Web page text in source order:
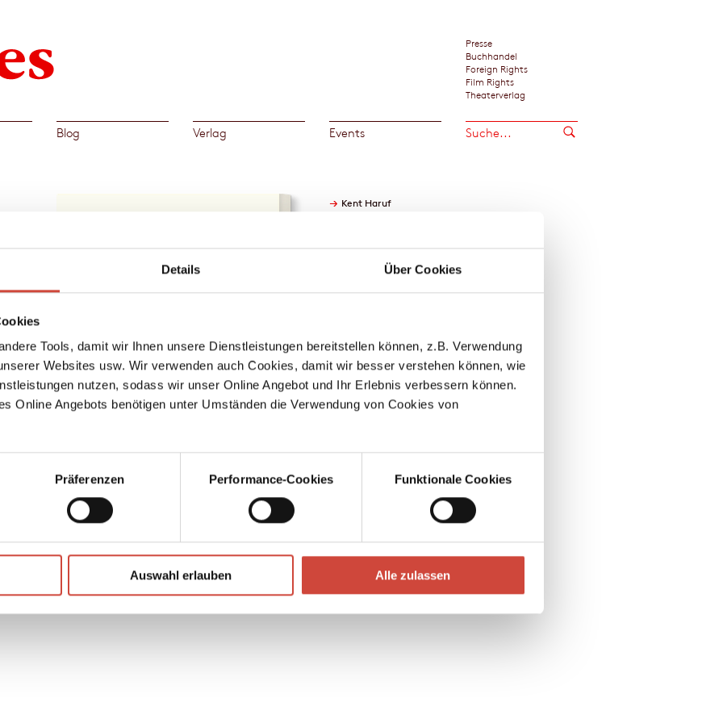
Details Über Cookies
Tools, damit wir Ihnen unsere Dienstleistungen bereitstellen können, z.B. Verwendung
Websites usw. Wir verwenden auch Cookies, damit wir besser verstehen können, wie
nutzen, sodass wir unser Online Angebot und Ihr Erlebnis verbessern können.
Online Angebots benötigen unter Umständen die Verwendung von Cookies von
Präferenzen Performance-Cookies Funktionale Cookies
Auswahl erlauben Alle zulassen
Presse
Buchhandel
Foreign Rights
Film Rights
Theaterverlag
Blog Verlag Events
ihrer
alte
der
→ Kent Haruf